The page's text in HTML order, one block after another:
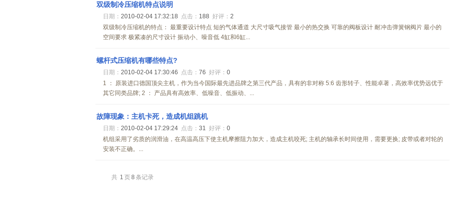
双级制冷压缩机特点说明
日期： 2010-02-04 17:32:18 点击： 188 好评： 2
双级制冷压缩机的特点： 最重要设计特点 短的气体通道 大尺寸吸气接管 最小的热交换 可靠的阀板设计 耐冲击弹簧钢阀片 最小的
空间要求 极紧凑的尺寸设计 振动小、噪音低 4缸和6缸...
螺杆式压缩机有哪些特点?
日期： 2010-02-04 17:30:46 点击： 76 好评： 0
1 ： 原装进口德国顶尖主机，作为当今国际最先进品牌之第三代产品，具有的非对称 5:6 齿形转子、性能卓著，高效率优势远优于
其它同类品牌; 2 ： 产品具有高效率、低噪音、低振动、...
故障现象：主机卡死，造成机组跳机
日期： 2010-02-04 17:29:24 点击： 31 好评： 0
机组采用了劣质的润滑油，在高温高压下使主机摩擦阻力加大，造成主机咬死; 主机的轴承长时间使用，需要更换; 皮带或者对轮的
安装不正确。...
共 1 页8 条记录